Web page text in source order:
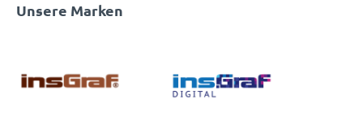
Unsere Marken